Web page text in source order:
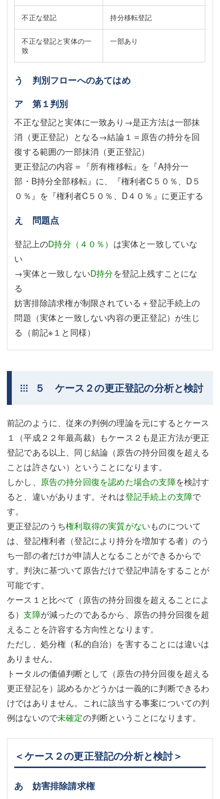
不正な登記 持分移転登記
不正な登記と実体の一
致
一部あり
う 判別フローへのあてはめ
ア 第１判別
不正な登記と実体に一致あり→是正方法は一部抹
消（更正登記）となる→結論１＝原告の持分を回
復する範囲の一部抹消（更正登記）
更正登記の内容＝『所有権移転』を『A持分一
部・B持分全部移転』に、『権利者C５０％、D５
０％』を『権利者C５０％、D４０％』に更正する
え 問題点
登記上のD持分（４０％） は実体と一致していな
い
→実体と一致しないD持分を登記上残すことにな
る
妨害排除請求権が制限されている＋登記手続上の
問題（実体と一致しない内容の更正登記）が生じ
る（前記※１と同様）
５ ケース２の更正登記の分析と検討
前記のように、従来の判例の理論を元にするとケース
１（平成２２年最高裁）もケース２も是正方法が更正
登記である以上、同じ結論（原告の持分回復を超える
ことは許さない）ということになります。
しかし、 原告の持分回復を認めた場合の支障を検討す
ると、違いがあります。それは登記手続上の支障で
す。
更正登記のうち権利取得の実質がないものについて
は、登記権利者（登記により持分を増加する者）のう
ち一部の者だけが申請人となることができるからで
す。判決に基づいて原告だけで登記申請をすることが
可能です。
ケース１と比べて（原告の持分回復を超えることによ
る）支障が減ったのであるから、原告の持分回復を超
えることを許容する方向性となります。
ただし、処分権（私的自治）を害することには違いは
ありません。
トータルの価値判断として（原告の持分回復を超える
更正登記を）認めるかどうかは一義的に判断できるわ
けではありません。これに該当する事案についての判
例はないので未確定の判断ということになります。
＜ケース２の更正登記の分析と検討＞
あ 妨害排除請求権